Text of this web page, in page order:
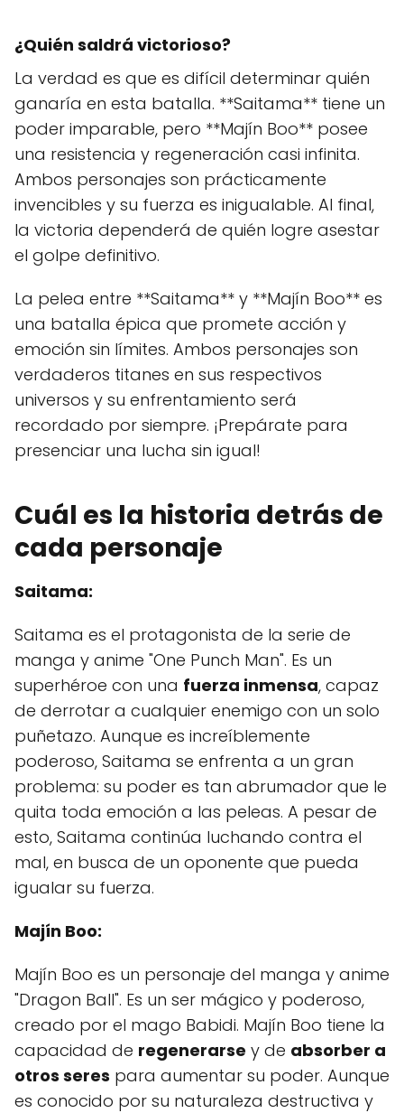
¿Quién saldrá victorioso?
La verdad es que es difícil determinar quién
ganaría en esta batalla. **Saitama** tiene un
poder imparable, pero **Majín Boo** posee
una resistencia y regeneración casi infinita.
Ambos personajes son prácticamente
invencibles y su fuerza es inigualable. Al final,
la victoria dependerá de quién logre asestar
el golpe definitivo.
La pelea entre **Saitama** y **Majín Boo** es
una batalla épica que promete acción y
emoción sin límites. Ambos personajes son
verdaderos titanes en sus respectivos
universos y su enfrentamiento será
recordado por siempre. ¡Prepárate para
presenciar una lucha sin igual!
Cuál es la historia detrás de
cada personaje
Saitama:
Saitama es el protagonista de la serie de
manga y anime "One Punch Man". Es un
superhéroe con una fuerza inmensa, capaz
de derrotar a cualquier enemigo con un solo
puñetazo. Aunque es increíblemente
poderoso, Saitama se enfrenta a un gran
problema: su poder es tan abrumador que le
quita toda emoción a las peleas. A pesar de
esto, Saitama continúa luchando contra el
mal, en busca de un oponente que pueda
igualar su fuerza.
Majín Boo:
Majín Boo es un personaje del manga y anime
"Dragon Ball". Es un ser mágico y poderoso,
creado por el mago Babidi. Majín Boo tiene la
capacidad de regenerarse y de absorber a
otros seres para aumentar su poder. Aunque
es conocido por su naturaleza destructiva y